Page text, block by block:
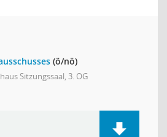
(ö/nö)
Sitzungssaal, 3. OG